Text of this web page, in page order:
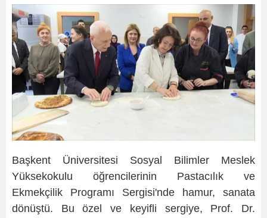
Başkent Üniversitesi Sosyal Bilimler Meslek
Yüksekokulu öğrencilerinin Pastacılık ve
Ekmekçilik Programı Sergisi'nde hamur, sanata
dönüştü. Bu özel ve keyifli sergiye, Prof. Dr.